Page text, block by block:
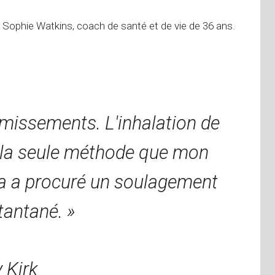
Watkins, coach de santé et de vie de 36 ans.
L'inhalation de
seule méthode que mon
a procuré un soulagement
»
Kirk